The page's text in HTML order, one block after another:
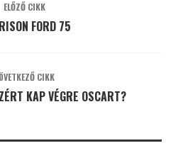
ELŐZŐ CIKK
FORD 75
CIKK
KAP VÉGRE OSCART?